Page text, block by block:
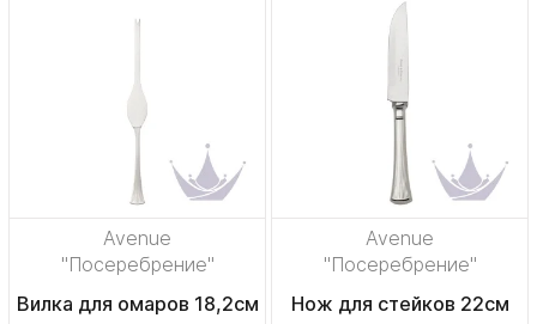
Avenue
"Посеребрение"
Вилка для омаров 18,2см
Avenue
"Посеребрение"
Нож для стейков 22см